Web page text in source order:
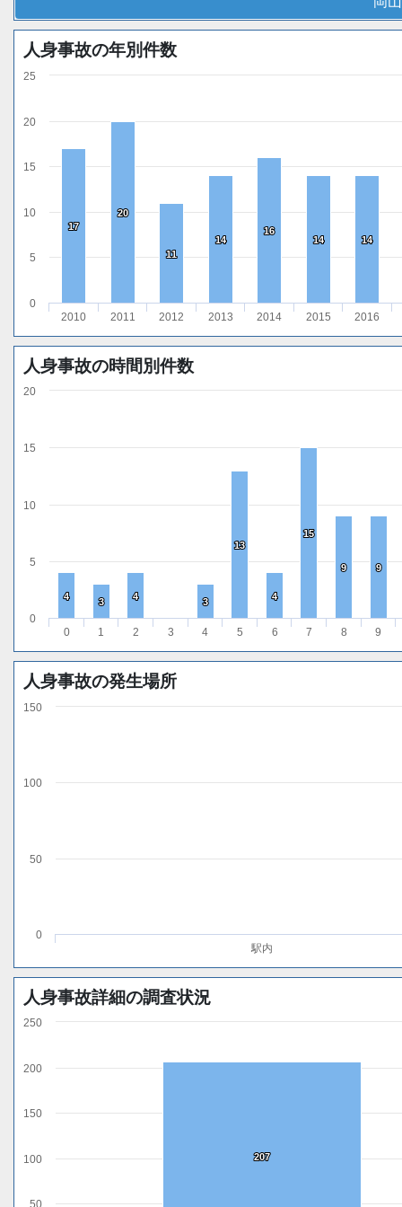
人身事故の年別件数
17
17
20
20
11
11
14
14
16
16
14
14 14
14
2010 2011 2012 2013 2014 2015 2016
0
5
10
15
20
25
人身事故の時間別件数
4
4 3
3 4
4 3
3
13
13
4
4
15
15
9
9 9
9
0 1 2 3 4 5 6 7 8 9
0
5
10
15
20
人身事故の発生場所
駅内
0
50
100
150
人身事故詳細の調査状況
207
207
50
100
150
200
250